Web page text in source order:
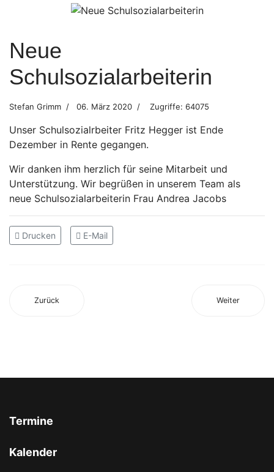
Neue
Schulsozialarbeiterin
Stefan Grimm 06. März 2020 Zugriffe: 64075
Unser Schulsozialrbeiter Fritz Hegger ist Ende
Dezember in Rente gegangen.
Wir danken ihm herzlich für seine Mitarbeit und
Unterstützung. Wir begrüßen in unserem Team als
neue Schulsozialarbeiterin Frau Andrea Jacobs
Drucken E-Mail
Zurück Weiter
Termine
Kalender
Vorheriges
Jahr
Vorheriger
Monat
Nächstes
Jahr
Nächstes
Monat